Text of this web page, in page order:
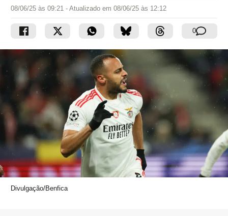
08/06/25 às 09:21 - Atualizado em 08/06/25 às 12:12
0
Divulgação/Benfica